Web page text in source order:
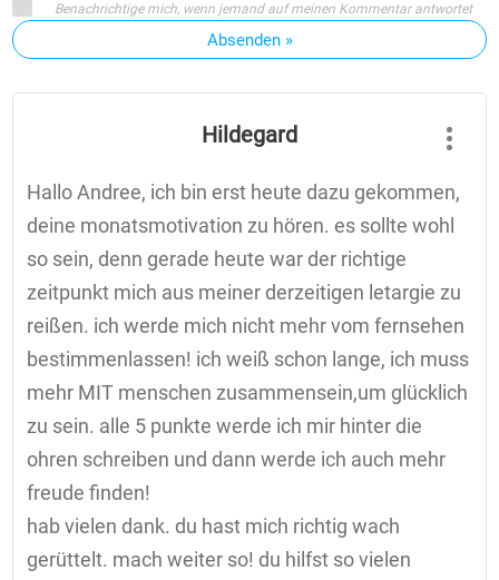
Benachrichtige mich, wenn jemand auf meinen Kommentar antwortet
Absenden »
Hildegard
Hallo Andree, ich bin erst heute dazu gekommen,
deine monatsmotivation zu hören. es sollte wohl
so sein, denn gerade heute war der richtige
zeitpunkt mich aus meiner derzeitigen letargie zu
reißen. ich werde mich nicht mehr vom fernsehen
bestimmenlassen! ich weiß schon lange, ich muss
mehr MIT menschen zusammensein,um glücklich
zu sein. alle 5 punkte werde ich mir hinter die
ohren schreiben und dann werde ich auch mehr
freude finden!
hab vielen dank. du hast mich richtig wach
gerüttelt. mach weiter so! du hilfst so vielen